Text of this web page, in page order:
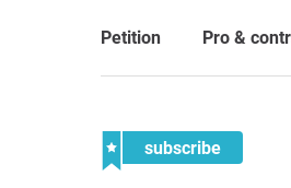
Petition Pro &
subscribe